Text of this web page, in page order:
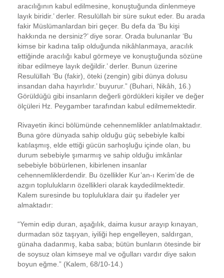
aracılığının kabul edilmesine, konuştuğunda dinlenmeye
layık biridir.’ derler. Resulüllah bir süre sukut eder. Bu arada
fakir Müslümanlardan biri geçer. Bu defa da ‘Bu kişi
hakkında ne dersiniz?’ diye sorar. Orada bulunanlar ‘Bu
kimse bir kadına talip olduğunda nikâhlanmaya, aracılık
ettiğinde aracılığı kabul görmeye ve konuştuğunda sözüne
itibar edilmeye layık değildir.’ derler. Bunun üzerine
Resulüllah ‘Bu (fakir), öteki (zengin) gibi dünya dolusu
insandan daha hayırlıdır.’ buyurur.” (Buhari, Nikâh, 16.)
Görüldüğü gibi insanların değerli gördükleri kişiler ve değer
ölçüleri Hz. Peygamber tarafından kabul edilmemektedir.
Rivayetin ikinci bölümünde cehennemlikler anlatılmaktadır.
Buna göre dünyada sahip olduğu güç sebebiyle kalbi
katılaşmış, elde ettiği gücün sarhoşluğu içinde olan, bu
durum sebebiyle şımarmış ve sahip olduğu imkânlar
sebebiyle böbürlenen, kibirlenen insanlar
cehennemliklerdendir. Bu özellikler Kur’an-ı Kerim’de de
azgın toplulukların özellikleri olarak kaydedilmektedir.
Kalem suresinde bu topluluklara dair şu ifadeler yer
almaktadır:
“Yemin edip duran, aşağılık, daima kusur arayıp kınayan,
durmadan söz taşıyan, iyiliği hep engelleyen, saldırgan,
günaha dadanmış, kaba saba; bütün bunların ötesinde bir
de soysuz olan kimseye mal ve oğulları vardır diye sakın
boyun eğme.” (Kalem, 68/10-14.)